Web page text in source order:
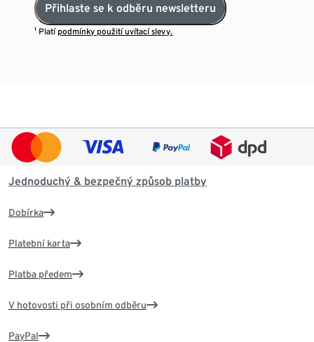
Přihlaste se k odběru newsletteru
¹ Platí podmínky použití uvítací slevy.
Jednoduchý & bezpečný způsob platby
Dobírka
Platební karta
Platba předem
V hotovosti při osobním odběru
PayPal